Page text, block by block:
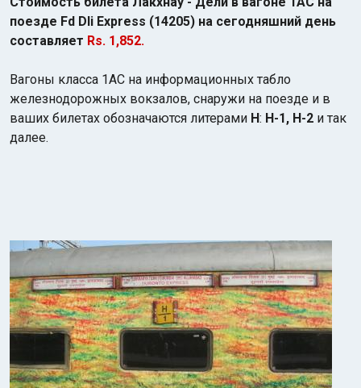
поезде Fd Dli Express (14205) на сегодняшний день
составляет Rs. 1,852.
Вагоны класса 1АС на информационных табло
железнодорожных вокзалов, снаружи на поезде и в
ваших билетах обозначаются литерами H: H-1, H-2 и так
далее.